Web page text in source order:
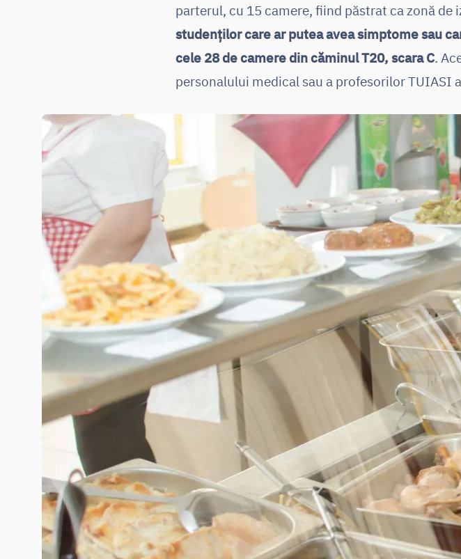
parterul, cu 15 camere, fiind păstrat ca zonă de
studenților care ar putea avea simptome sau
cele 28 de camere din căminul T20, scara C.
personalului medical sau a profesorilor TUIASI